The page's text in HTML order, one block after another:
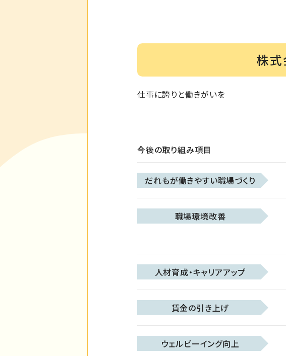
株式
仕事に誇りと働きがいを
今後の取り組み項目
だれもが働きやすい職場づくり
職場環境改善
人材育成・キャリアアップ
賃金の引き上げ
ウェルビーイング向上